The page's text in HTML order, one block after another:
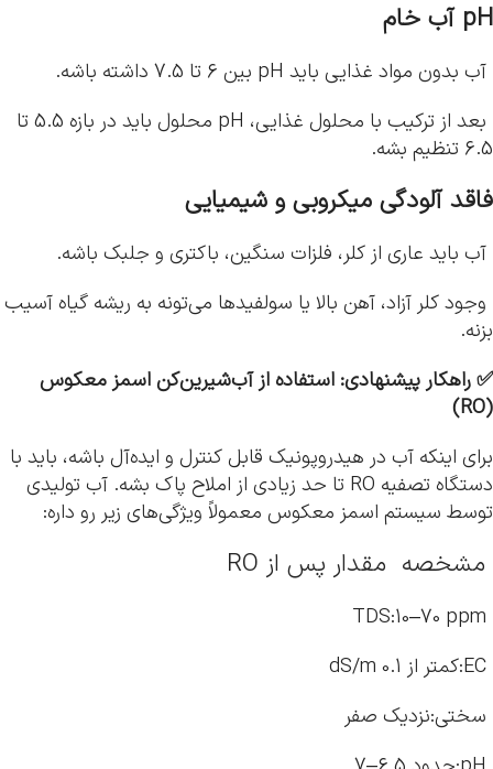
pH آب خام
آب بدون مواد غذایی باید pH بین 6 تا 7.5 داشته باشه.
بعد از ترکیب با محلول غذایی، pH محلول باید در بازه 5.5 تا
6.5 تنظیم بشه.
فاقد آلودگی میکروبی و شیمیایی
آب باید عاری از کلر، فلزات سنگین، باکتری و جلبک باشه.
وجود کلر آزاد، آهن بالا یا سولفیدها می‌تونه به ریشه گیاه آسیب
بزنه.
✅راهکار پیشنهادی: استفاده از آب‌شیرین‌کن اسمز معکوس
(
RO
)
برای اینکه آب در هیدروپونیک قابل کنترل و ایده‌آل باشه، باید با
دستگاه تصفیه RO تا حد زیادی از املاح پاک بشه. آب تولیدی
توسط سیستم اسمز معکوس معمولاً ویژگی‌های زیر رو داره:
مشخصه مقدار پس از RO
سختی:نزدیک صفر